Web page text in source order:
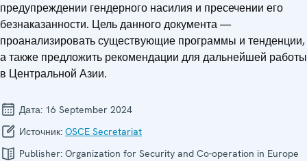
предупреждении гендерного насилия и пресечении его
безнаказанности. Цель данного документа —
проанализировать существующие программы и тенденции,
а также предложить рекомендации для дальнейшей работы
в Центральной Азии.
Дата: 16 September 2024
Источник: OSCE Secretariat
Publisher: Organization for Security and Co-operation in Europe